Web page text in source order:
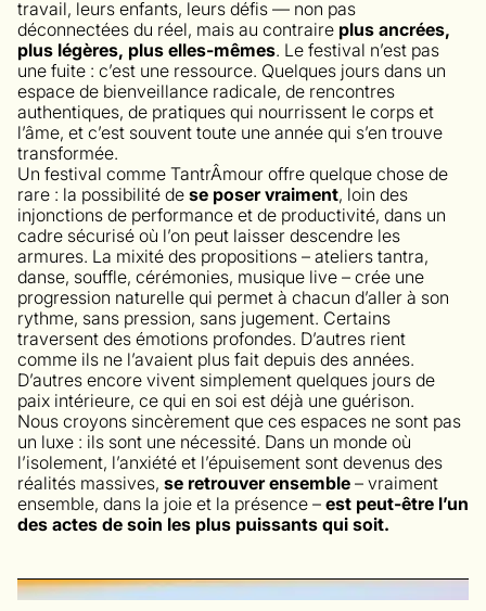
travail, leurs enfants, leurs défis — non pas
déconnectées du réel, mais au contraire plus ancrées,
plus légères, plus elles-mêmes. Le festival n’est pas
une fuite : c’est une ressource. Quelques jours dans un
espace de bienveillance radicale, de rencontres
authentiques, de pratiques qui nourrissent le corps et
l’âme, et c’est souvent toute une année qui s’en trouve
transformée.
Un festival comme TantrÂmour offre quelque chose de
rare : la possibilité de se poser vraiment, loin des
injonctions de performance et de productivité, dans un
cadre sécurisé où l’on peut laisser descendre les
armures. La mixité des propositions – ateliers tantra,
danse, souffle, cérémonies, musique live – crée une
progression naturelle qui permet à chacun d’aller à son
rythme, sans pression, sans jugement. Certains
traversent des émotions profondes. D’autres rient
comme ils ne l’avaient plus fait depuis des années.
D’autres encore vivent simplement quelques jours de
paix intérieure, ce qui en soi est déjà une guérison.
Nous croyons sincèrement que ces espaces ne sont pas
un luxe : ils sont une nécessité. Dans un monde où
l’isolement, l’anxiété et l’épuisement sont devenus des
réalités massives, se retrouver ensemble – vraiment
ensemble, dans la joie et la présence – est peut-être l’un
des actes de soin les plus puissants qui soit.